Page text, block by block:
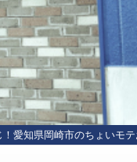
愛知県岡崎市のちょいモ